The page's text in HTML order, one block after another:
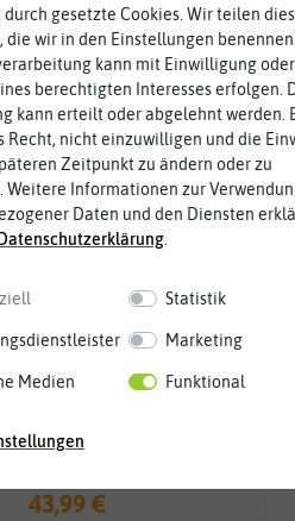
43,99 €
gesetzte Cookies. Wir teilen
die wir in den Einstellungen benennen.
kann mit Einwilligung oder
berechtigten Interesses erfolgen.
kann erteilt oder abgelehnt werden.
Recht, nicht einzuwilligen und die
Zeitpunkt zu ändern oder zu
Weitere Informationen zur
Daten und den Diensten
Statistik
Marketing
Medien Funktional